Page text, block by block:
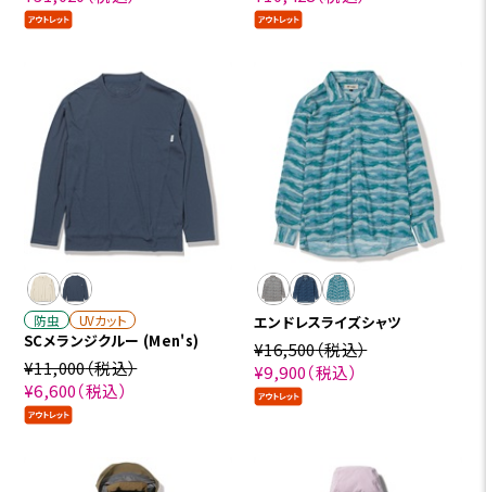
防虫 UVカット
SCメランジクルー (Men's)
¥11,000（税込）
¥6,600（税込）
エンドレスライズシャツ
¥16,500（税込）
¥9,900（税込）